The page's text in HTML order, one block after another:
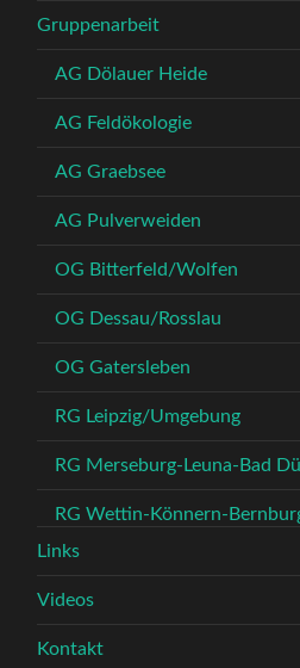
Gruppenarbeit
AG Dölauer Heide
AG Feldökologie
AG Graebsee
AG Pulverweiden
OG Bitterfeld/Wolfen
OG Dessau/Rosslau
OG Gatersleben
RG Leipzig/Umgebung
RG Merseburg-Leuna-Bad
RG Wettin-Könnern-
Links
Videos
Kontakt